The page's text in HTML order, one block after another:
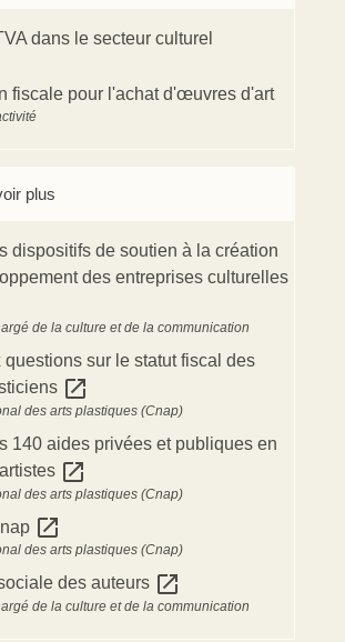
dans le secteur culturel
fiscale pour l'achat d'œuvres d'art
plus
dispositifs de soutien à la création
des entreprises culturelles
de la culture et de la communication
questions sur le statut fiscal des
open_in_new
des arts plastiques (Cnap)
140 aides privées et publiques en
open_in_new
des arts plastiques (Cnap)
open_in_new
des arts plastiques (Cnap)
des auteurs open_in_new
de la culture et de la communication